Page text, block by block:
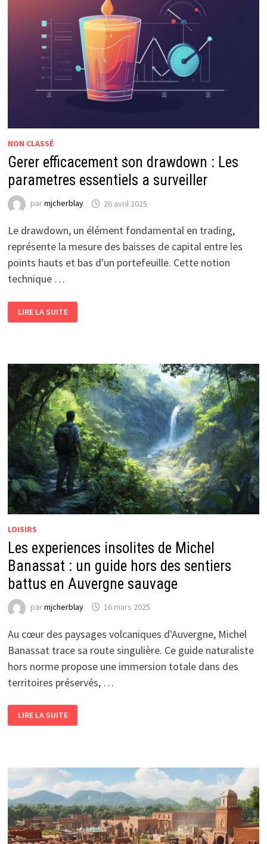
NON CLASSÉ
Gerer efficacement son drawdown : Les
parametres essentiels a surveiller
parmjcherblay 26 avril 2025
Le drawdown, un élément fondamental en trading,
représente la mesure des baisses de capital entre les
points hauts et bas d'un portefeuille. Cette notion
technique …
EFFICACEMENT
SON
ESSENTIELS
A
SURVEILLER
LIRE LA SUITE
LOISIRS
Les experiences insolites de Michel
Banassat : un guide hors des sentiers
battus en Auvergne sauvage
parmjcherblay 16 mars 2025
Au cœur des paysages volcaniques d'Auvergne, Michel
Banassat trace sa route singulière. Ce guide naturaliste
hors norme propose une immersion totale dans des
territoires préservés, …
LES
EXPERIENCES
INSOLITES
UN
GUIDE
HORS
DES
SENTIERS
BATTUS
EN
AUVERGNE
SAUVAGE
LIRE LA SUITE